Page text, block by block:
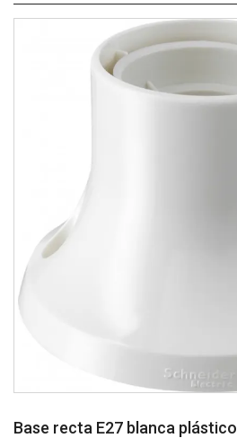
Base recta E27 blanca plástico